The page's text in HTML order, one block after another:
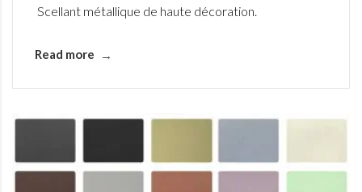
Scellant métallique de haute décoration.
Read more